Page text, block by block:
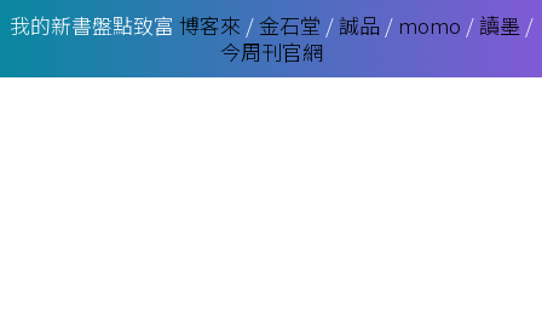
我的新書盤點致富 博客來 / 金石堂 / 誠品 / momo /讀墨 /
今周刊官網